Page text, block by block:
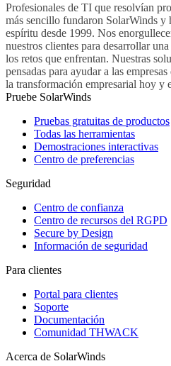
Profesionales de TI que resolvían
más sencillo fundaron SolarWinds y
espíritu desde 1999. Nos
nuestros clientes para desarrollar
los retos que enfrentan. Nuestras
pensadas para ayudar a las
la transformación empresarial hoy y
Pruebe SolarWinds
Pruebas gratuitas de productos
Todas las herramientas
Demostraciones interactivas
Centro de preferencias
Seguridad
Centro de confianza
Centro de recursos del RGPD
Secure by Design
Información de seguridad
Para clientes
Portal para clientes
Soporte
Documentación
Comunidad THWACK
Acerca de SolarWinds